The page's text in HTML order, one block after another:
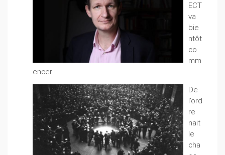
ECT
va
bie
ntôt
co
mm
encer !
De
l’ord
re
nait
le
cha